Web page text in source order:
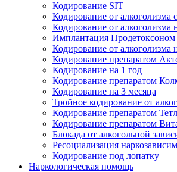
Кодирование SIT
Кодирование от алкоголизма
Кодирование от алкоголизма
Имплантация Продетоксоном
Кодирование от алкоголизма
Кодирование препаратом
Кодирование на 1 год
Кодирование препаратом
Кодирование на 3 месяца
Тройное кодирование от
Кодирование препаратом
Кодирование препаратом
Блокада от алкогольной
Ресоциализация
Кодирование под лопатку
Наркологическая помощь